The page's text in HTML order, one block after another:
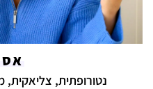
נטורופתית, צליאקית,